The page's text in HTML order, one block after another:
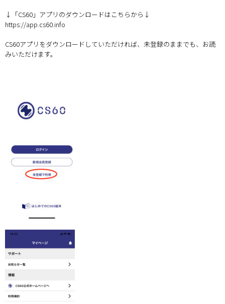
↓「CS60」アプリのダウンロードはこちらから↓
https://app.cs60.info
CS60アプリをダウンロードしていただければ、未登録のままでも、お読
みいただけます。